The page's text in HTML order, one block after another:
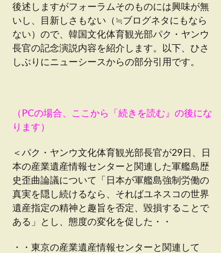
後述しますがフォーラムそのものには興味が無
いし、目新しさもない（≒ブログネタにもなら
ない）ので、韓国文化体育観光部パク・ヤンウ
長官の記念演説内容を紹介します。以下、ひさ
しぶりにニューシースからの部分引用です。
（PCの場合、ここから「続きを読む』の後にな
ります）
＜パク・ヤンウ文化体育観光部長官が29日、日
本の産業遺産情報センターと関連した軍艦島歴
史歪曲論議について「日本が軍艦島強制労働の
真実を隠し続けるなら、そればユネスコの世界
遺産指定の精神と趣旨を否定、毀損することで
ある」とし、態度の変化を促した・・
・・東京の産業遺産情報センターと関連して